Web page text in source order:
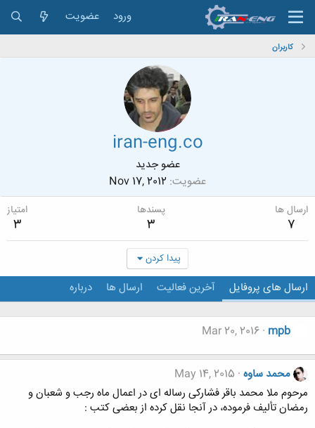
ورود عضویت
کاربران
iran-eng.co
عضو جدید
عضویت Nov 17, 2012
ارسال ها
7
پسندها
3
امتیاز
3
پیدا کردن
ارسال های پروفایل آخرین فعالیت ارسال ها درباره
mpb
Mar 20, 2016
محمد ساوه May 14, 2015
مرحوم ملا محمد باقر فشارکی رساله ای در اعمال ماه رجب و شعبان و
رمضان تألیف فرموده، در آنجا نقل کرده از بعضی کتب :